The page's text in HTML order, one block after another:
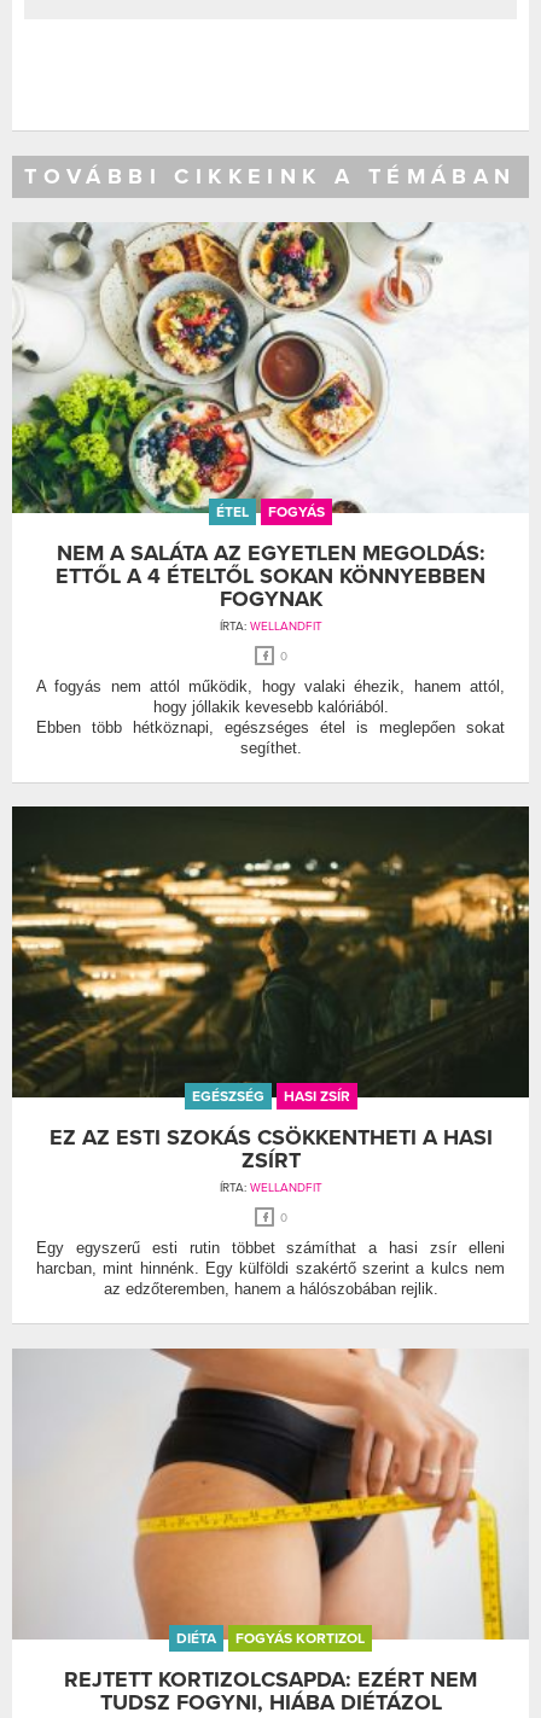
TOVÁBBI CIKKEINK A TÉMÁBAN
ÉTEL FOGYÁS
NEM A SALÁTA AZ EGYETLEN MEGOLDÁS:
ETTŐL A 4 ÉTELTŐL SOKAN KÖNNYEBBEN
FOGYNAK
ÍRTA: WELLANDFIT
0
A fogyás nem attól működik, hogy valaki éhezik, hanem attól,
hogy jóllakik kevesebb kalóriából.
Ebben több hétköznapi, egészséges étel is meglepően sokat
segíthet.
EGÉSZSÉG HASI ZSÍR
EZ AZ ESTI SZOKÁS CSÖKKENTHETI A HASI
ZSÍRT
ÍRTA: WELLANDFIT
0
Egy egyszerű esti rutin többet számíthat a hasi zsír elleni
harcban, mint hinnénk. Egy külföldi szakértő szerint a kulcs nem
az edzőteremben, hanem a hálószobában rejlik.
DIÉTA FOGYÁS KORTIZOL
REJTETT KORTIZOLCSAPDA: EZÉRT NEM
TUDSZ FOGYNI, HIÁBA DIÉTÁZOL